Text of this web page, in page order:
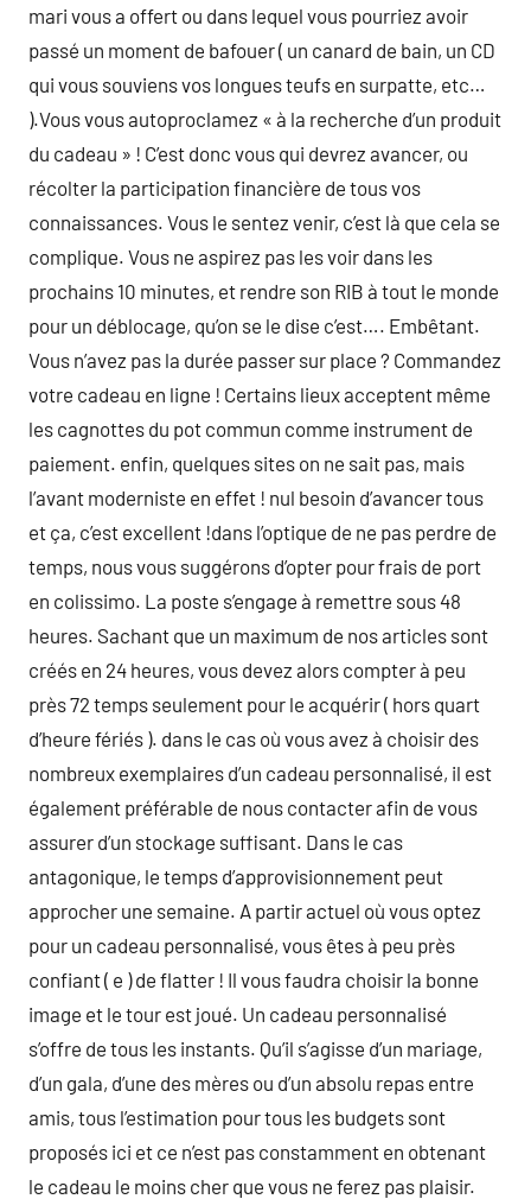
mari vous a offert ou dans lequel vous pourriez avoir
passé un moment de bafouer ( un canard de bain, un CD
qui vous souviens vos longues teufs en surpatte, etc…
).Vous vous autoproclamez « à la recherche d’un produit
du cadeau » ! C’est donc vous qui devrez avancer, ou
récolter la participation financière de tous vos
connaissances. Vous le sentez venir, c’est là que cela se
complique. Vous ne aspirez pas les voir dans les
prochains 10 minutes, et rendre son RIB à tout le monde
pour un déblocage, qu’on se le dise c’est…. Embêtant.
Vous n’avez pas la durée passer sur place ? Commandez
votre cadeau en ligne ! Certains lieux acceptent même
les cagnottes du pot commun comme instrument de
paiement. enfin, quelques sites on ne sait pas, mais
l’avant moderniste en effet ! nul besoin d’avancer tous
et ça, c’est excellent !dans l’optique de ne pas perdre de
temps, nous vous suggérons d’opter pour frais de port
en colissimo. La poste s’engage à remettre sous 48
heures. Sachant que un maximum de nos articles sont
créés en 24 heures, vous devez alors compter à peu
près 72 temps seulement pour le acquérir ( hors quart
d’heure fériés ). dans le cas où vous avez à choisir des
nombreux exemplaires d’un cadeau personnalisé, il est
également préférable de nous contacter afin de vous
assurer d’un stockage suffisant. Dans le cas
antagonique, le temps d’approvisionnement peut
approcher une semaine. A partir actuel où vous optez
pour un cadeau personnalisé, vous êtes à peu près
confiant ( e ) de flatter ! Il vous faudra choisir la bonne
image et le tour est joué. Un cadeau personnalisé
s’offre de tous les instants. Qu’il s’agisse d’un mariage,
d’un gala, d’une des mères ou d’un absolu repas entre
amis, tous l’estimation pour tous les budgets sont
proposés ici et ce n’est pas constamment en obtenant
le cadeau le moins cher que vous ne ferez pas plaisir.